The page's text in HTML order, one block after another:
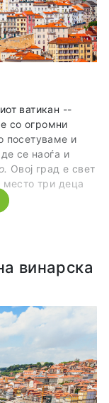
време за
ватикан --
со огромни
посетуваме и
се наоѓа и
Овој град е свет
место три деца
градот се
шетаме по
до познатиот
точка во
опколени сме со
како да се
излет ја
различна
винарска